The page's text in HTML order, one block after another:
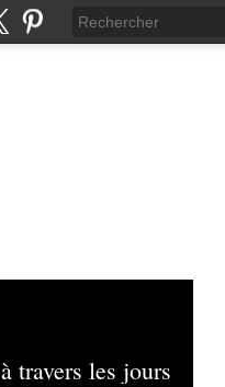
travers les jours